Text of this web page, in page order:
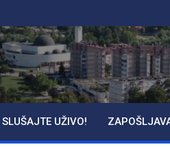
SLUŠAJTE UŽIVO!